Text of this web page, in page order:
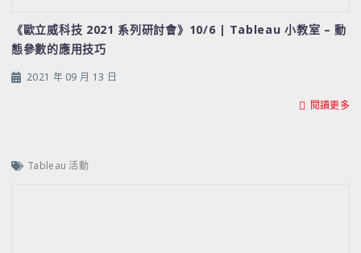
《歐立威科技 2021 系列研討會》10/6 | Tableau 小教室 – 動
態參數的應用技巧
2021 年 09 月 13 日
閱讀更多
Tableau 活動